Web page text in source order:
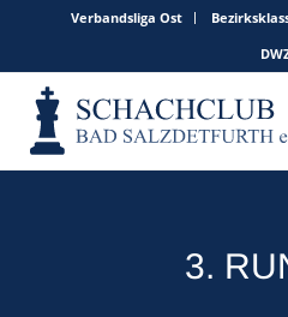
Verbandsliga Ost
3.